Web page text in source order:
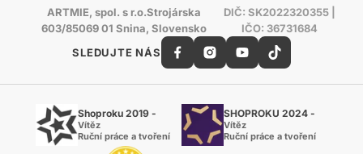
ARTMIE, spol. s r.o.Strojárska
603/85069 01 Snina, Slovensko
DIČ: SK2022320355 |
IČO: 36731684
SLEDUJTE NÁS
Shoproku 2019 -
Vítěz
Ruční práce a tvoření
SHOPROKU 2024 -
Vítěz
Ruční práce a tvoření